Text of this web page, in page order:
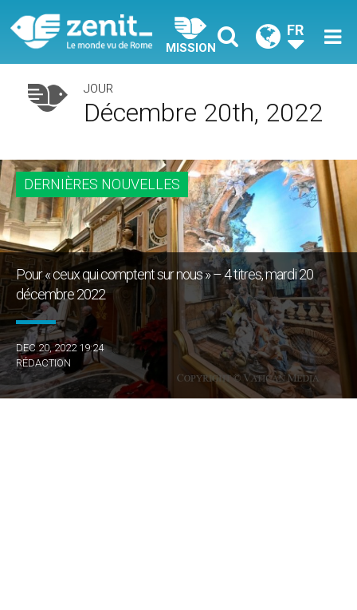
MISSION
FR
JOUR
Décembre 20th, 2022
DERNIÈRES NOUVELLES
Pour « ceux qui comptent sur nous » – 4 titres, mardi 20
décembre 2022
DEC 20, 2022 19:24
RÉDACTION